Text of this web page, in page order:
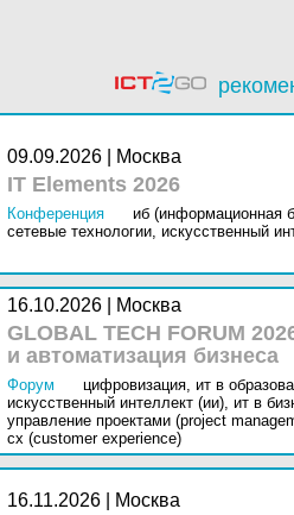
09.09.2026 | Москва
IT Elements 2026
Конференция
иб (информационная
сетевые технологии, искусственный
16.10.2026 | Москва
GLOBAL TECH FORUM
и автоматизация бизнеса
Форум цифровизация, ит в
искусственный интеллект (ии), ит в
управление проектами (project
cx (customer experience)
16.11.2026 | Москва